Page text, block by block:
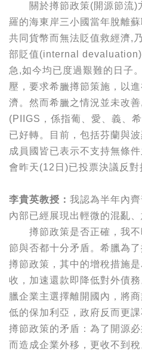
關於撙節政策(開源節流)
羅的海東岸三小國當年脫離
共同貨幣而無法貶值救經濟,
部貶值(internal devaluation)
急,如今均已度過艱難的日子
壓，要求希臘撙節策施，以
濟。然而希臘之情況並未改
(PIIGS，係指葡、愛、義、
已好轉。目前，包括芬蘭與
成員國皆已表示不支持無條
會昨天(12日)已投票決議反對
李貴英教授： 我認為半年內
內部已經展現出輕微的混亂
撙節政策是否正確，我不
節與否都十分矛盾。希臘為
撙節政策，其中的增稅措施
收，加速還款即降低對外債
臘企業主選擇離開國內，將
低的保加利亞，政府反而更
撙節政策的矛盾：為了開源
而造成企業外移，更收不到稅